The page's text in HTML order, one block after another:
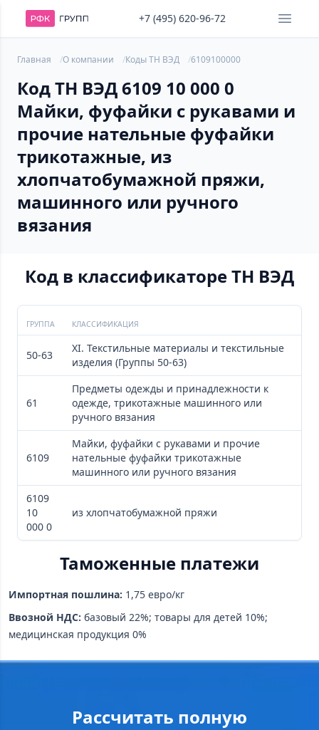
+7 (495) 620-96-72
Главная О компании Коды ТН ВЭД 6109100000
Код ТН ВЭД 6109 10 000 0
Майки, фуфайки с рукавами и
прочие нательные фуфайки
трикотажные, из
хлопчатобумажной пряжи,
машинного или ручного
вязания
Код в классификаторе ТН ВЭД
ГРУППА КЛАССИФИКАЦИЯ
50-63
XI. Текстильные материалы и текстильные
изделия (Группы 50-63)
61
Предметы одежды и принадлежности к
одежде, трикотажные машинного или
ручного вязания
6109
Майки, фуфайки с рукавами и прочие
нательные фуфайки трикотажные
машинного или ручного вязания
6109
10
000 0
из хлопчатобумажной пряжи
Таможенные платежи
Импортная пошлина: 1,75 евро/кг
Ввозной НДС: базовый 22%; товары для детей 10%;
медицинская продукция 0%
Рассчитать полную